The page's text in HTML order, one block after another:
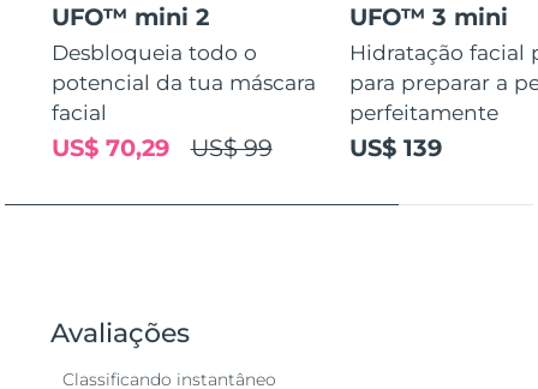
UFO™ mini 2
Desbloqueia todo o
potencial da tua máscara
facial
US$ 99
US$ 70,29
UFO™ 3 mini
Hidratação facial
para preparar a
perfeitamente
US$ 139